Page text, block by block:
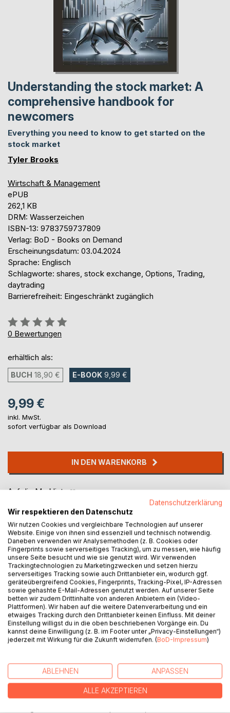
Understanding the stock market: A
comprehensive handbook for
newcomers
Everything you need to know to get started on the
stock market
Tyler Brooks
Wirtschaft & Management
ePUB
262,1 KB
DRM: Wasserzeichen
ISBN-13: 9783759737809
Verlag: BoD - Books on Demand
Erscheinungsdatum: 03.04.2024
Sprache: Englisch
Schlagworte: shares, stock exchange, Options, Trading,
daytrading
Barrierefreiheit: Eingeschränkt zugänglich
Bewertung::
0%
0 Bewertungen
erhältlich als:
BUCH 18,90 € E-BOOK 9,99 €
9,99 €
inkl. MwSt.
sofort verfügbar als Download
IN DEN WARENKORB
Auf die Merkliste
BESCHREIBUNG
This book is your indispensable guide to the fascinating
world of the financial markets. This comprehensive
handbook demystifies the complexities of the stock
market and gives you everything you need to know to
the basics of the stock market, to key trading instruments
and strategies, to advanced topics such as global markets
and risk management, this book covers every topic
necessary to provide you with a solid foundation for your
Datenschutzerklärung
Wir respektieren den Datenschutz
Wir nutzen Cookies und vergleichbare Technologien auf unserer
Website. Einige von ihnen sind essenziell und technisch notwendig.
Daneben verwenden wir Analysemethoden (z. B. Cookies oder
Fingerprints sowie serverseitiges Tracking), um zu messen, wie häufig
unsere Seite besucht und wie sie genutzt wird. Wir verwenden
Trackingtechnologien zu Marketingzwecken und setzen hierzu
serverseitiges Tracking sowie auch Drittanbieter ein, wodurch ggf.
geräteübergreifend Cookies, Fingerprints, Tracking-Pixel, IP-Adressen
sowie gehashte E-Mail-Adressen genutzt werden. Auf unserer Seite
betten wir zudem Drittinhalte von anderen Anbietern ein (Video-
Plattformen). Wir haben auf die weitere Datenverarbeitung und ein
etwaiges Tracking durch den Drittanbieter keinen Einfluss. Mit deiner
Einstellung willigst du in die oben beschriebenen Vorgänge ein. Du
kannst deine Einwilligung (z. B. im Footer unter „Privacy-Einstellungen“)
jederzeit mit Wirkung für die Zukunft widerrufen. (BoD-Impressum)
ABLEHNEN ANPASSEN
ALLE AKZEPTIEREN